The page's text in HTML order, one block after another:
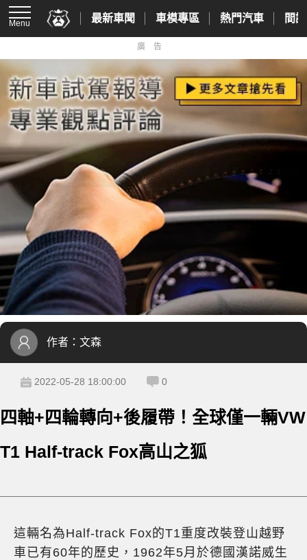
Menu 最新車聞 車模專區 熱門汽車 間
廣告
作者： 文森
2022-05-28 18:00:00 0
四軸+四輪轉向+後履帶！全球僅一輛VW
T1 Half-track Fox高山之狐
這輛名為Half-track Fox的T1重度改裝登山越野
車已有60年的歷史，1962年5月於德國漢諾威生